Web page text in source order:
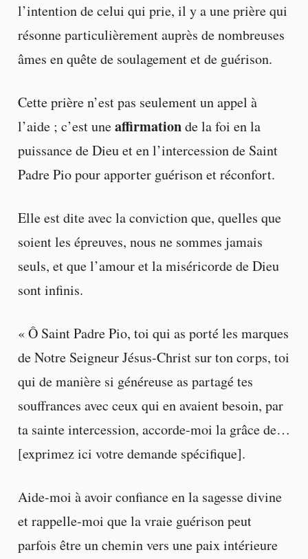
l’intention de celui qui prie, il y a une prière qui
résonne particulièrement auprès de nombreuses
âmes en quête de soulagement et de guérison.
Cette prière n’est pas seulement un appel à
l’aide ; c’est uneaffirmationde la foi en la
puissance de Dieu et en l’intercession de Saint
Padre Pio pour apporter guérison et réconfort.
Elle est dite avec la conviction que, quelles que
soient les épreuves, nous ne sommes jamais
seuls, et que l’amour et la miséricorde de Dieu
sont infinis.
« Ô Saint Padre Pio, toi qui as porté les marques
de Notre Seigneur Jésus-Christ sur ton corps, toi
qui de manière si généreuse as partagé tes
souffrances avec ceux qui en avaient besoin, par
ta sainte intercession, accorde-moi la grâce de…
[exprimez ici votre demande spécifique].
Aide-moi à avoir confiance en la sagesse divine
et rappelle-moi que la vraie guérison peut
parfois être un chemin vers une paix intérieure